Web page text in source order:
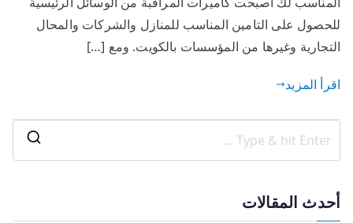
للحصول على التامين المناسب للمنازل والشركات والمحال
التجارية وغيرها من المؤسسات بالكويت. ومع […]
اقرأ المزيد
أحدث المقالات